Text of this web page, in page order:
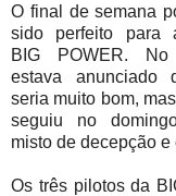
O final de semana
sido perfeito para
BIG POWER. No
estava anunciado
seria muito bom,
seguiu no
misto de decepção e
Os três pilotos da